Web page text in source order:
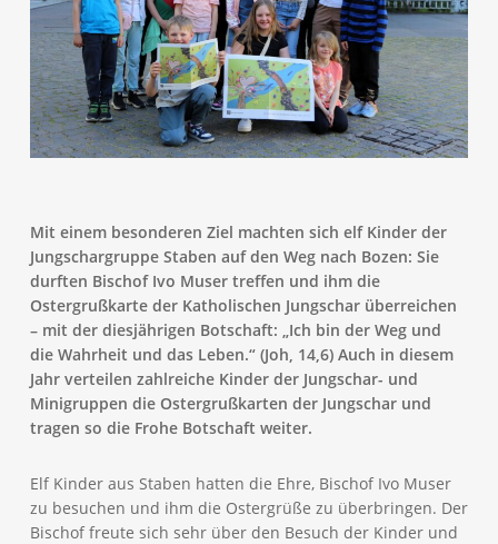
Mit einem besonderen Ziel machten sich elf Kinder der
Jungschargruppe Staben auf den Weg nach Bozen: Sie
durften Bischof Ivo Muser treffen und ihm die
Ostergrußkarte der Katholischen Jungschar überreichen
– mit der diesjährigen Botschaft: „Ich bin der Weg und
die Wahrheit und das Leben.“ (Joh, 14,6) Auch in diesem
Jahr verteilen zahlreiche Kinder der Jungschar- und
Minigruppen die Ostergrußkarten der Jungschar und
tragen so die Frohe Botschaft weiter.
Elf Kinder aus Staben hatten die Ehre, Bischof Ivo Muser
zu besuchen und ihm die Ostergrüße zu überbringen. Der
Bischof freute sich sehr über den Besuch der Kinder und